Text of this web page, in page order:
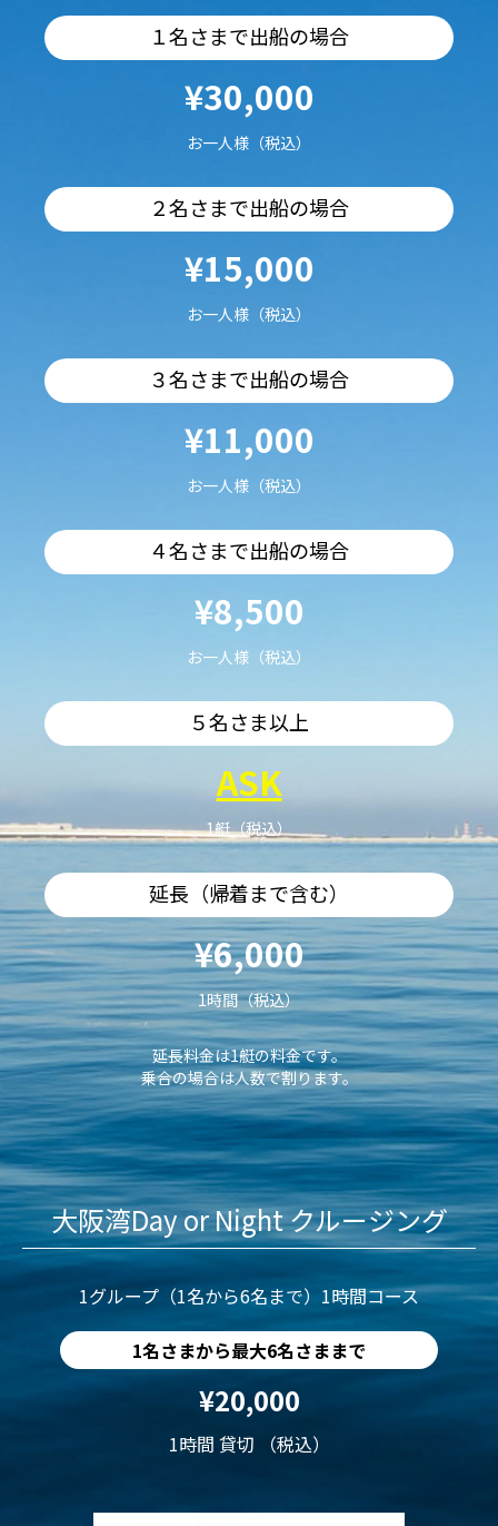
１名さまで出船の場合
¥30,000
お一人様（税込）
２名さまで出船の場合
¥15,000
お一人様（税込）
３名さまで出船の場合
¥11,000
お一人様（税込）
４名さまで出船の場合
¥8,500
お一人様（税込）
５名さま以上
ASK
1艇（税込）
延長（帰着まで含む）
¥6,000
1時間（税込）
延長料金は1艇の料金です。
乗合の場合は人数で割ります。
大阪湾Day or Night クルージング
1グループ（1名から6名まで）1時間コース
1名さまから最大6名さままで
¥20,000
1時間 貸切 （税込）